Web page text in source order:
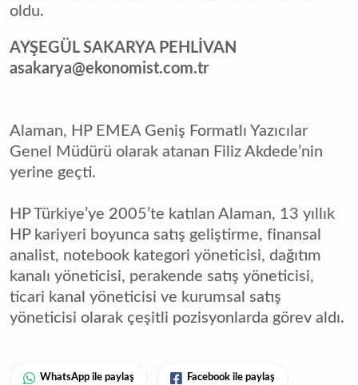
oldu.
AYŞEGÜL SAKARYA PEHLİVAN
asakarya@ekonomist.com.tr
Alaman, HP EMEA Geniş Formatlı Yazıcılar
Genel Müdürü olarak atanan Filiz Akdede’nin
yerine geçti.
HP Türkiye’ye 2005’te katılan Alaman, 13 yıllık
HP kariyeri boyunca satış geliştirme, finansal
analist, notebook kategori yöneticisi, dağıtım
kanalı yöneticisi, perakende satış yöneticisi,
ticari kanal yöneticisi ve kurumsal satış
yöneticisi olarak çeşitli pozisyonlarda görev aldı.
WhatsApp ile paylaş Facebook ile paylaş